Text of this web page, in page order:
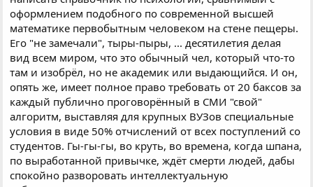
оформлением подобного по современной высшей
математике первобытным человеком на стене пещеры.
Его "не замечали", тыры-пыры, ... десятилетия делая
вид всем миром, что это обычный чел, который что-то
там и изобрёл, но не академик или выдающийся. И он,
опять же, имеет полное право требовать от 20 баксов за
каждый публично проговорённый в СМИ "свой"
алгоритм, выставляя для крупных ВУЗов специальные
условия в виде 50% отчислений от всех поступлений со
студентов. Гы-гы-гы, во круть, во времена, когда шпана,
по выработанной привычке, ждёт смерти людей, дабы
спокойно разворовать интеллектуальную